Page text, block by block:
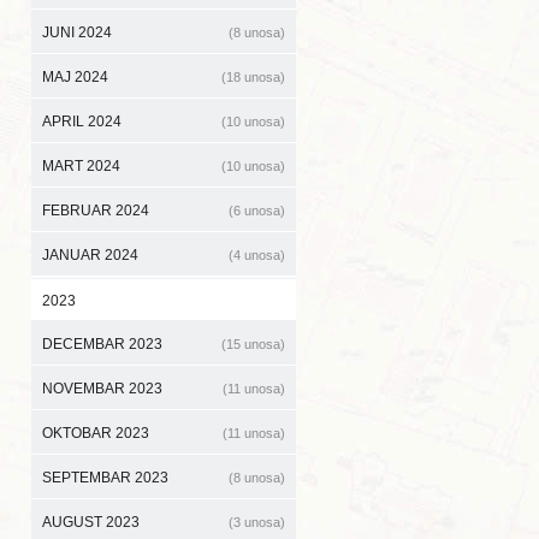
JUNI 2024 (8 unosa)
MAJ 2024 (18 unosa)
APRIL 2024 (10 unosa)
MART 2024 (10 unosa)
FEBRUAR 2024 (6 unosa)
JANUAR 2024 (4 unosa)
2023
DECEMBAR 2023 (15 unosa)
NOVEMBAR 2023 (11 unosa)
OKTOBAR 2023 (11 unosa)
SEPTEMBAR 2023 (8 unosa)
AUGUST 2023 (3 unosa)